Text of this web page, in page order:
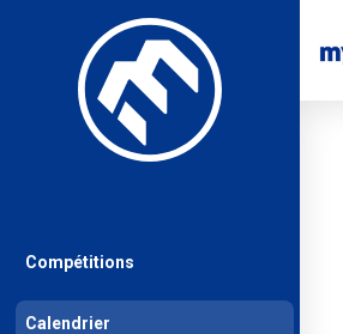
Compétitions
Calendrier